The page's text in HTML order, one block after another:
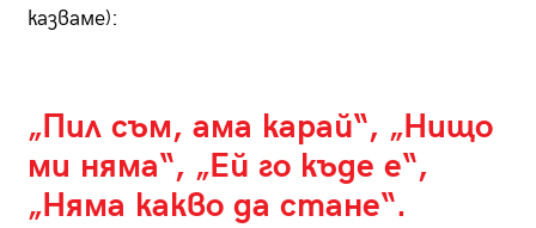
казваме):
„Пил съм, ама карай“, „Нищо
ми няма“, „Ей го къде е“,
„Няма какво да стане“.